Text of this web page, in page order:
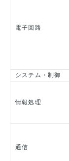
電子回路
システム・制御
情報処理
通信